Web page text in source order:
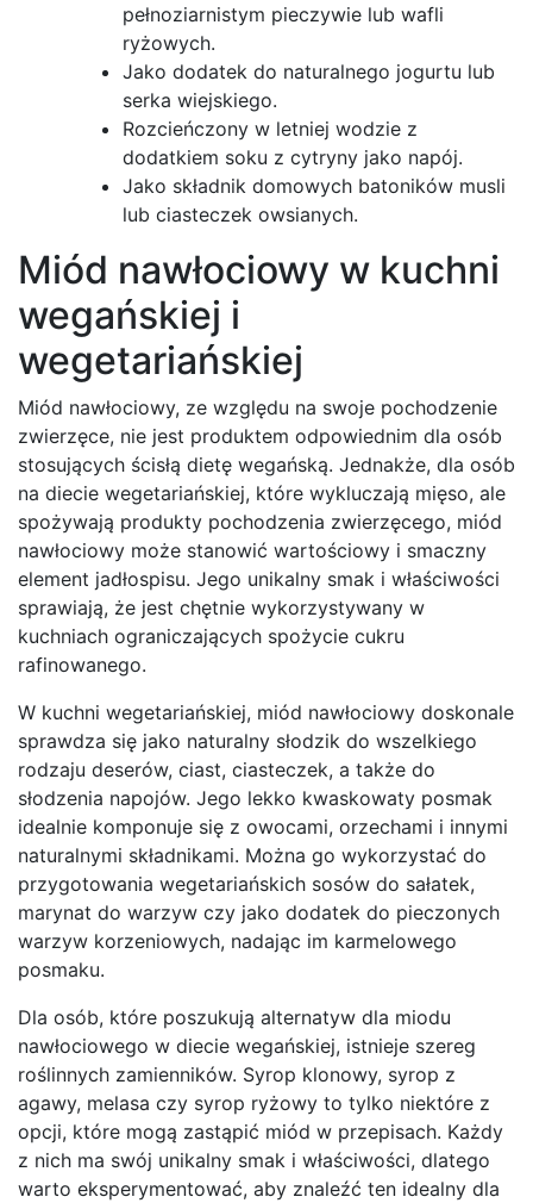
pełnoziarnistym pieczywie lub wafli
ryżowych.
Jako dodatek do naturalnego jogurtu lub
serka wiejskiego.
Rozcieńczony w letniej wodzie z
dodatkiem soku z cytryny jako napój.
Jako składnik domowych batoników musli
lub ciasteczek owsianych.
Miód nawłociowy w kuchni
wegańskiej i
wegetariańskiej
Miód nawłociowy, ze względu na swoje pochodzenie
zwierzęce, nie jest produktem odpowiednim dla osób
stosujących ścisłą dietę wegańską. Jednakże, dla osób
na diecie wegetariańskiej, które wykluczają mięso, ale
spożywają produkty pochodzenia zwierzęcego, miód
nawłociowy może stanowić wartościowy i smaczny
element jadłospisu. Jego unikalny smak i właściwości
sprawiają, że jest chętnie wykorzystywany w
kuchniach ograniczających spożycie cukru
rafinowanego.
W kuchni wegetariańskiej, miód nawłociowy doskonale
sprawdza się jako naturalny słodzik do wszelkiego
rodzaju deserów, ciast, ciasteczek, a także do
słodzenia napojów. Jego lekko kwaskowaty posmak
idealnie komponuje się z owocami, orzechami i innymi
naturalnymi składnikami. Można go wykorzystać do
przygotowania wegetariańskich sosów do sałatek,
marynat do warzyw czy jako dodatek do pieczonych
warzyw korzeniowych, nadając im karmelowego
posmaku.
Dla osób, które poszukują alternatyw dla miodu
nawłociowego w diecie wegańskiej, istnieje szereg
roślinnych zamienników. Syrop klonowy, syrop z
agawy, melasa czy syrop ryżowy to tylko niektóre z
opcji, które mogą zastąpić miód w przepisach. Każdy
z nich ma swój unikalny smak i właściwości, dlatego
warto eksperymentować, aby znaleźć ten idealny dla